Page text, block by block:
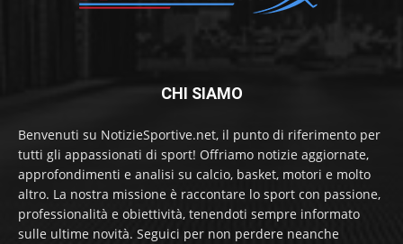
CHI SIAMO
Benvenuti su NotizieSportive.net, il punto di riferimento per
tutti gli appassionati di sport! Offriamo notizie aggiornate,
approfondimenti e analisi su calcio, basket, motori e molto
altro. La nostra missione è raccontare lo sport con passione,
professionalità e obiettività, tenendoti sempre informato
sulle ultime novità. Seguici per non perdere neanche